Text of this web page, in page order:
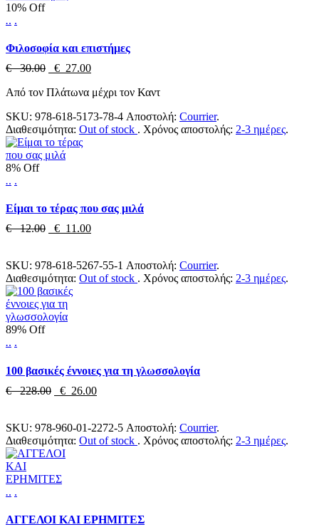
10% Off
.. .
Φιλοσοφία και επιστήμες
€ 30.00
€ 27.00
Από τον Πλάτωνα μέχρι τον Καντ
SKU: 978-618-5173-78-4 Αποστολή: Courrier.
Διαθεσιμότητα: Out of stock . Χρόνος αποστολής: 2-3 ημέρες.
8% Off
.. .
Είμαι το τέρας που σας μιλά
€ 12.00
€ 11.00
SKU: 978-618-5267-55-1 Αποστολή: Courrier.
Διαθεσιμότητα: Out of stock . Χρόνος αποστολής: 2-3 ημέρες.
89% Off
.. .
100 βασικές έννοιες για τη γλωσσολογία
€ 228.00
€ 26.00
SKU: 978-960-01-2272-5 Αποστολή: Courrier.
Διαθεσιμότητα: Out of stock . Χρόνος αποστολής: 2-3 ημέρες.
.. .
ΑΓΓΕΛΟΙ ΚΑΙ ΕΡΗΜΙΤΕΣ